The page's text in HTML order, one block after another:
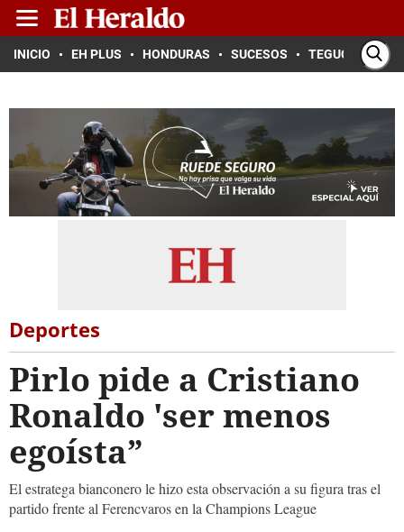
INICIO EH PLUS HONDURAS SUCESOS TEGUCIGALPA
Deportes
Pirlo pide a Cristiano
Ronaldo 'ser menos
egoísta”
El estratega bianconero le hizo esta observación a su figura tras el
partido frente al Ferencvaros en la Champions League